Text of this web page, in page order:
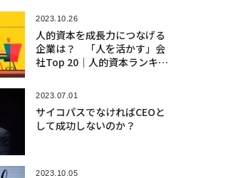
2023.10.26
人的資本を成長力につなげる
企業は？ 「人を活かす」会
社Top 20｜人的資本ランキン
2023.07.01
サイコパスでなければCEOと
して成功しないのか？
2023.10.05